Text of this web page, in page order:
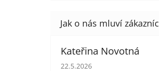
Kateřina Novotná
Hodnocení obchodu je 5 z
22.5.2026